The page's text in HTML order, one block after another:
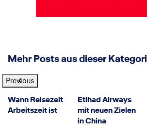
Mehr Posts aus dieser
Previous
Wann Reisezeit
Arbeitszeit ist
Etihad Airways
mit neuen Zielen
in China